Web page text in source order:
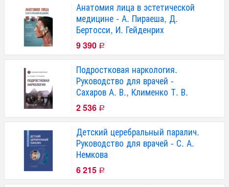
Анатомия лица в эстетической
медицине - А. Пираеша, Д.
Бертосси, И. Гейденрих
9 390 Р
Подростковая наркология.
Руководство для врачей -
Сахаров А. В., Клименко Т. В.
2 536 Р
Детский церебральный паралич.
Руководство для врачей - С. А.
Немкова
6 215 Р